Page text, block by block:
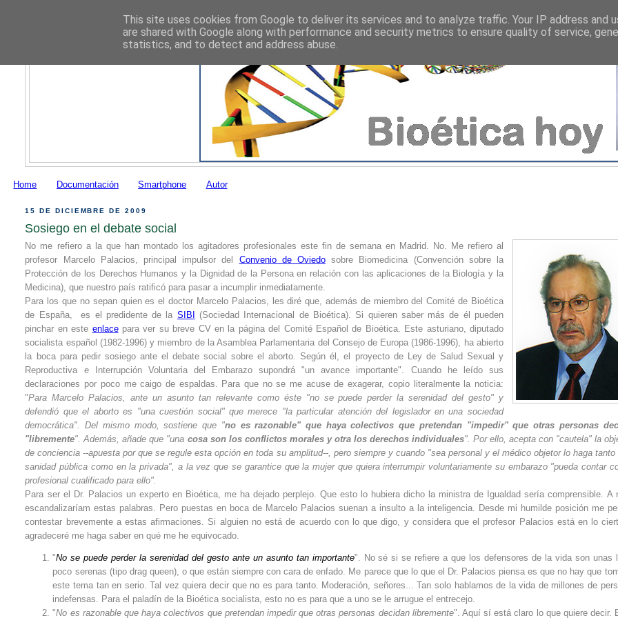
Home Documentación Smartphone Autor
15 DE DICIEMBRE DE 2009
Sosiego en el debate social
No me refiero a la que han montado los agitadores profesionales este fin de semana en Madrid. No. Me refiero al
profesor Marcelo Palacios, principal impulsor del Convenio de Oviedo sobre Biomedicina (Convención sobre la
Protección de los Derechos Humanos y la Dignidad de la Persona en relación con las aplicaciones de la Biología y la
Medicina), que nuestro país ratificó para pasar a incumplir inmediatamente.
Para los que no sepan quien es el doctor Marcelo Palacios, les diré que, además de miembro del Comité de Bioética
de España, es el predidente de la SIBI
(Sociedad Internacional de Bioética). Si quieren saber más de él pueden
pinchar en este enlacepara ver su breve CV en la página del Comité Español de Bioética. Este asturiano, diputado
socialista español (1982-1996) y miembro de la Asamblea Parlamentaria del Consejo de Europa (1986-1996), ha abierto
la boca para pedir sosiego ante el debate social sobre el aborto. Según él, el proyecto de Ley de Salud Sexual y
Reproductiva e Interrupción Voluntaria del Embarazo supondrá "un avance importante". Cuando he leído sus
declaraciones por poco me caigo de espaldas. Para que no se me acuse de exagerar, copio literalmente la noticia:
"Para Marcelo Palacios, ante un asunto tan relevante como éste "no se puede perder la serenidad del gesto" y
defendió que el aborto es "una cuestión social" que merece "la particular atención del legislador en una sociedad
democrática". Del mismo modo, sostiene que "no es razonable" que haya colectivos que pretendan "impedir" que otras personas
"libremente".Además, añade que "una cosa son los conflictos morales y otra los derechos individuales". Por ello, acepta con "cautela" la
de conciencia --apuesta por que se regule esta opción en toda su amplitud--, pero siempre y cuando "sea personal y el médico objetor lo haga tanto
sanidad pública como en la privada", a la vez que se garantice que la mujer que quiera interrumpir voluntariamente su embarazo "pueda contar
profesional cualificado para ello".
Para ser el Dr. Palacios un experto en Bioética, me ha dejado perplejo. Que esto lo hubiera dicho la ministra de Igualdad sería comprensible. A
escandalizaríam estas palabras. Pero puestas en boca de Marcelo Palacios suenan a insulto a la inteligencia. Desde mi humilde posición me
contestar brevemente a estas afirmaciones. Si alguien no está de acuerdo con lo que digo, y considera que el profesor Palacios está en lo
agradeceré me haga saber en qué me he equivocado.
"No se puede perder la serenidad del gesto ante un asunto tan importante". No sé si se refiere a que los defensores de la vida son unas
poco serenas (tipo drag queen), o que están siempre con cara de enfado. Me parece que lo que el Dr. Palacios piensa es que no hay que
este tema tan en serio. Tal vez quiera decir que no es para tanto. Moderación, señores... Tan solo hablamos de la vida de millones de
indefensas. Para el paladín de la Bioética socialista, esto no es para que a uno se le arrugue el entrecejo.
"No es razonable que haya colectivos que pretendan impedir que otras personas decidan libremente". Aquí sí está claro lo que quiere decir.
This site uses cookies from Google to deliver its services and to analyze traffic. Your IP address and
are shared with Google along with performance and security metrics to ensure quality of service,
statistics, and to detect and address abuse.